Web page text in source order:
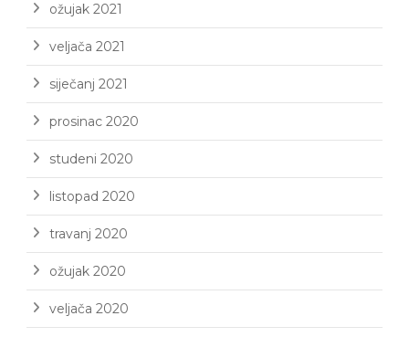
ožujak 2021
veljača 2021
siječanj 2021
prosinac 2020
studeni 2020
listopad 2020
travanj 2020
ožujak 2020
veljača 2020